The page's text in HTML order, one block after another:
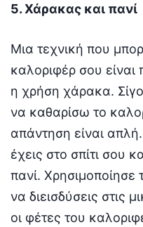
5. Χάρακας και πανί
Μια τεχνική που
καλοριφέρ σου είναι
η χρήση χάρακα.
να καθαρίσω το
απάντηση είναι
έχεις στο σπίτι σου
πανί.
να διεισδύσεις στις
οι φέτες του